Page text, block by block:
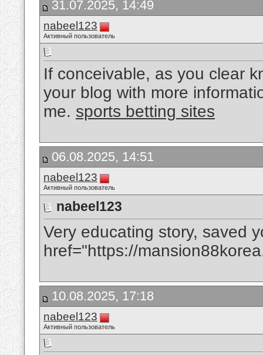
31.07.2025, 14:49
nabeel123
Активный пользователь
If conceivable, as you clear
your blog with more
me. sports betting sites
06.08.2025, 14:51
nabeel123
Активный пользователь
nabeel123
Very educating story, saved
href="https://
10.08.2025, 17:18
nabeel123
Активный пользователь